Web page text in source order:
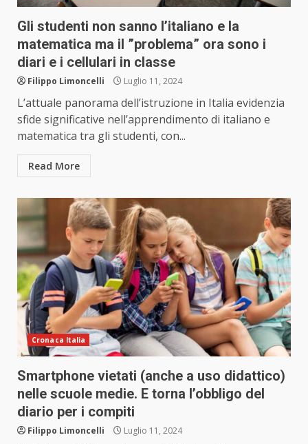
Gli studenti non sanno l’italiano e la
matematica ma il ”problema” ora sono i
diari e i cellulari in classe
Filippo Limoncelli Luglio 11, 2024
L’attuale panorama dell’istruzione in Italia evidenzia
sfide significative nell’apprendimento di italiano e
matematica tra gli studenti, con...
Read More
Cronaca Italia
Smartphone vietati (anche a uso didattico)
nelle scuole medie. E torna l’obbligo del
diario per i compiti
Filippo Limoncelli Luglio 11, 2024